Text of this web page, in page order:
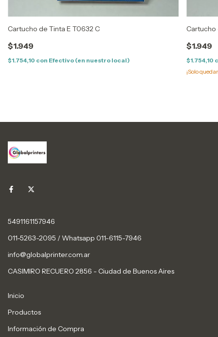
Cartucho de Tinta E T0632 C
$1.949
$1.754,10 con Efectivo (en nuestro local)
Cartucho
$1.949
$1.754,10
¡Solo
5491161157946
011-5263-2095 / Whatsapp 011-6115-7946
info@globalprinter.com.ar
CASIMIRO RECUERO 2856 - Ciudad de Buenos Aires
Inicio
Productos
Información de Compra